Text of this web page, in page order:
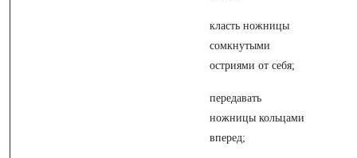
класть ножницы
сомкнутыми
остриями от себя;
передавать
ножницы кольцами
вперед;